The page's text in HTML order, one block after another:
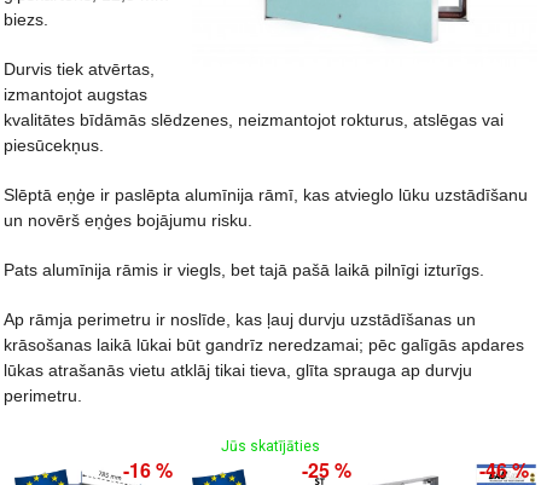
biezs.
Durvis tiek atvērtas,
izmantojot augstas
kvalitātes bīdāmās slēdzenes, neizmantojot rokturus, atslēgas vai
piesūcekņus.
Slēptā eņģe ir paslēpta alumīnija rāmī, kas atvieglo lūku uzstādīšanu
un novērš eņģes bojājumu risku.
Pats alumīnija rāmis ir viegls, bet tajā pašā laikā pilnīgi izturīgs.
Ap rāmja perimetru ir noslīde, kas ļauj durvju uzstādīšanas un
krāsošanas laikā lūkai būt gandrīz neredzamai; pēc galīgās apdares
lūkas atrašanās vietu atklāj tikai tieva, glīta sprauga ap durvju
perimetru.
Jūs skatījāties
-16 % -25 % -46 %